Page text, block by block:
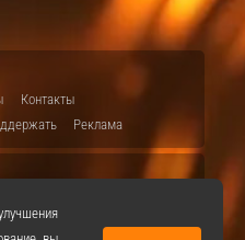
Контакты
Реклама